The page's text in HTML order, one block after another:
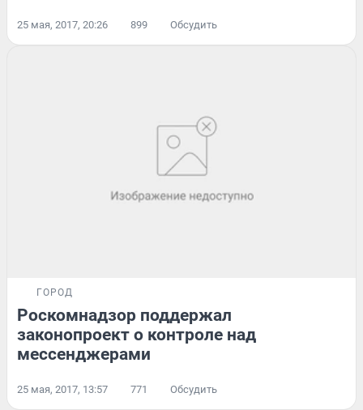
25 мая, 2017, 20:26 899 Обсудить
ГОРОД
Роскомнадзор поддержал
законопроект о контроле над
мессенджерами
25 мая, 2017, 13:57 771 Обсудить